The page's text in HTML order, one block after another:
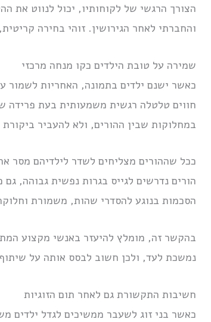
הצורך הרגשי של לקוחותיו, יכול לנווט את
והחברתי לאחר הגירושין. זוהי בחירה
שמירה על טובת הילדים כקו מנחה מרכזי
כאשר ישנם ילדים בתמונה, האחריות לשמור
חווים טלטלה רגשית משמעותית בעת פרידה
במחלוקות שבין ההורים, ולא להעביר
ככל שההורים מצליחים לשדר לילדיהם מסר
הורים נדרשים לגייס בגרות נפשית גבוהה,
הסכמות בנוגע להסדרי שהות, משמורת
בהקשר זה, מומלץ להיעזר באנשי מקצוע
נמשכת לעד, ולכן חשוב לבסס אותה על
חשיבות התקשורת גם לאחר תום הזוגיות
כאשר בני זוג לשעבר ממשיכים לגדל ילדים